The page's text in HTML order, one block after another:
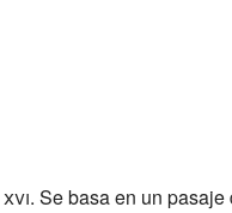
xvi. Se basa en un pasaje